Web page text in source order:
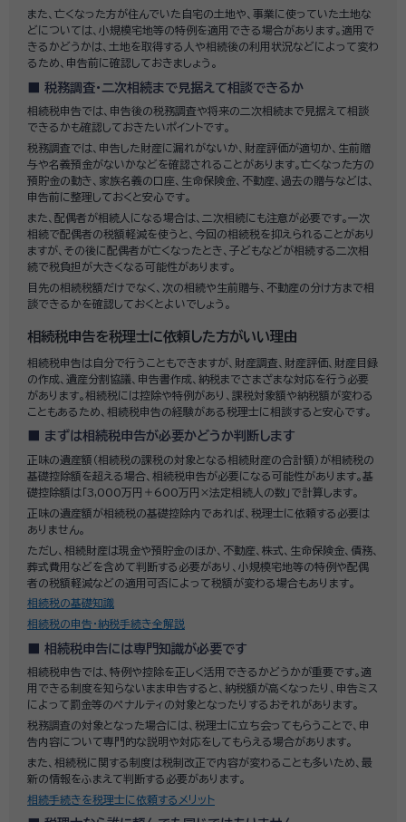
また、亡くなった方が住んでいた自宅の土地や、事業に使っていた土地な
どについては、小規模宅地等の特例を適用できる場合があります。適用で
きるかどうかは、土地を取得する人や相続後の利用状況などによって変わ
るため、申告前に確認しておきましょう。
税務調査・二次相続まで見据えて相談できるか
相続税申告では、申告後の税務調査や将来の二次相続まで見据えて相談
できるかも確認しておきたいポイントです。
税務調査では、申告した財産に漏れがないか、財産評価が適切か、生前贈
与や名義預金がないかなどを確認されることがあります。亡くなった方の
預貯金の動き、家族名義の口座、生命保険金、不動産、過去の贈与などは、
申告前に整理しておくと安心です。
また、配偶者が相続人になる場合は、二次相続にも注意が必要です。一次
相続で配偶者の税額軽減を使うと、今回の相続税を抑えられることがあり
ますが、その後に配偶者が亡くなったとき、子どもなどが相続する二次相
続で税負担が大きくなる可能性があります。
目先の相続税額だけでなく、次の相続や生前贈与、不動産の分け方まで相
談できるかを確認しておくとよいでしょう。
相続税申告を税理士に依頼した方がいい理由
相続税申告は自分で行うこともできますが、財産調査、財産評価、財産目録
の作成、遺産分割協議、申告書作成、納税までさまざまな対応を行う必要
があります。相続税には控除や特例があり、課税対象額や納税額が変わる
こともあるため、相続税申告の経験がある税理士に相談すると安心です。
まずは相続税申告が必要かどうか判断します
正味の遺産額（相続税の課税の対象となる相続財産の合計額）が相続税の
基礎控除額を超える場合、相続税申告が必要になる可能性があります。基
礎控除額は「3,000万円＋600万円×法定相続人の数」で計算します。
正味の遺産額が相続税の基礎控除内であれば、税理士に依頼する必要は
ありません。
ただし、相続財産は現金や預貯金のほか、不動産、株式、生命保険金、債務、
葬式費用などを含めて判断する必要があり、小規模宅地等の特例や配偶
者の税額軽減などの適用可否によって税額が変わる場合もあります。
相続税の基礎知識
相続税の申告・納税手続き全解説
相続税申告には専門知識が必要です
相続税申告では、特例や控除を正しく活用できるかどうかが重要です。適
用できる制度を知らないまま申告すると、納税額が高くなったり、申告ミス
によって罰金等のペナルティの対象となったりするおそれがあります。
税務調査の対象となった場合には、税理士に立ち会ってもらうことで、申
告内容について専門的な説明や対応をしてもらえる場合があります。
また、相続税に関する制度は税制改正で内容が変わることも多いため、最
新の情報をふまえて判断する必要があります。
相続手続きを税理士に依頼するメリット